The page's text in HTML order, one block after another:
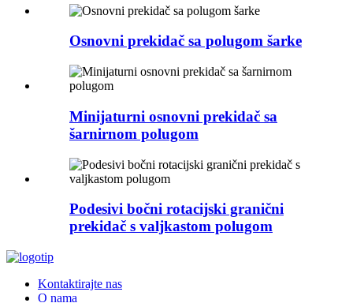
Osnovni prekidač sa polugom šarke
Minijaturni osnovni prekidač sa
šarnirnom polugom
Podesivi bočni rotacijski granični
prekidač s valjkastom polugom
Kontaktirajte nas
O nama